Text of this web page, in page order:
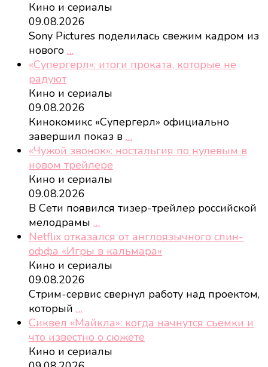
Кино и сериалы
09.08.2026
Sony Pictures поделилась свежим кадром из
нового …
«Супергерл»: итоги проката, которые не
радуют
Кино и сериалы
09.08.2026
Кинокомикс «Супергерл» официально
завершил показ в …
«Чужой звонок»: ностальгия по нулевым в
новом трейлере
Кино и сериалы
09.08.2026
В Сети появился тизер-трейлер российской
мелодрамы …
Netflix отказался от англоязычного спин-
оффа «Игры в кальмара»
Кино и сериалы
09.08.2026
Стрим-сервис свернул работу над проектом,
который …
Сиквел «Майкла»: когда начнутся съемки и
что известно о сюжете
Кино и сериалы